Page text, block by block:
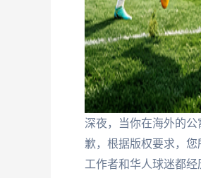
深夜，当你在海外的
歉，根据版权要求，
工作者和华人球迷都